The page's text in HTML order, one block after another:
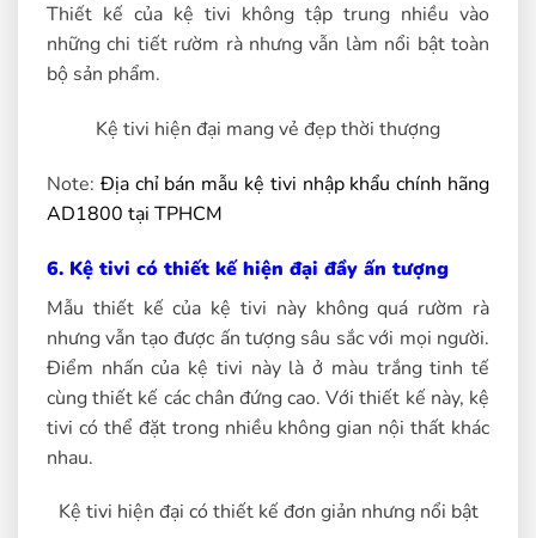
Thiết kế của kệ tivi không tập trung nhiều vào
những chi tiết rườm rà nhưng vẫn làm nổi bật toàn
bộ sản phẩm.
Kệ tivi hiện đại mang vẻ đẹp thời thượng
Note: Địa chỉ bán mẫu kệ tivi nhập khẩu chính hãng
AD1800 tại TPHCM
6. Kệ tivi có thiết kế hiện đại đầy ấn tượng
Mẫu thiết kế của kệ tivi này không quá rườm rà
nhưng vẫn tạo được ấn tượng sâu sắc với mọi người.
Điểm nhấn của kệ tivi này là ở màu trắng tinh tế
cùng thiết kế các chân đứng cao. Với thiết kế này, kệ
tivi có thể đặt trong nhiều không gian nội thất khác
nhau.
Kệ tivi hiện đại có thiết kế đơn giản nhưng nổi bật